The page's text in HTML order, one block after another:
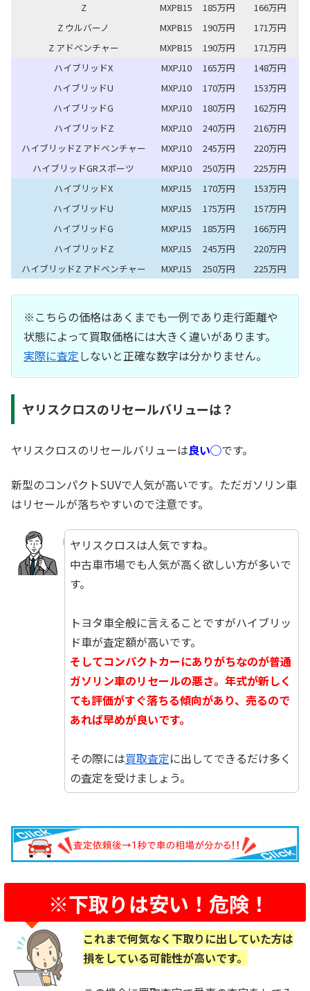
Z
MXPB15 185万円
166万円
Z ウルバーノ
MXPB15 190万円
171万円
Z アドベンチャー
MXPB15 190万円
171万円
ハイブリッドX
MXPJ10 165万円
148万円
ハイブリッドU
MXPJ10 170万円
153万円
ハイブリッドG
MXPJ10 180万円
162万円
ハイブリッドZ
MXPJ10 240万円
216万円
ハイブリッドZ アドベンチャー
MXPJ10 245万円
220万円
ハイブリッドGRスポーツ
MXPJ10 250万円
225万円
ハイブリッドX
MXPJ15 170万円
153万円
ハイブリッドU
MXPJ15 175万円
157万円
ハイブリッドG
MXPJ15 185万円
166万円
ハイブリッドZ
MXPJ15 245万円
220万円
ハイブリッドZ アドベンチャー
MXPJ15 250万円 225万円
※こちらの価格はあくまでも一例であり走行距離や
状態によって買取価格には大きく違いがあります。
実際に査定しないと正確な数字は分かりません。
ヤリスクロスのリセールバリューは？
ヤリスクロスのリセールバリューは良い◯です。
新型のコンパクトSUVで人気が高いです。ただガソリン車
はリセールが落ちやすいので注意です。
ヤリスクロスは人気ですね。
中古車市場でも人気が高く欲しい方が多いで
す。
トヨタ車全般に言えることですがハイブリッ
ド車が査定額が高いです。
そしてコンパクトカーにありがちなのが普通
ガソリン車のリセールの悪さ。年式が新しく
ても評価がすぐ落ちる傾向があり、売るので
あれば早めが良いです。
その際には買取査定に出してできるだけ多く
の査定を受けましょう。
※下取りは安い！危険！
これまで何気なく下取りに出していた方は
損をしている可能性が高いです。